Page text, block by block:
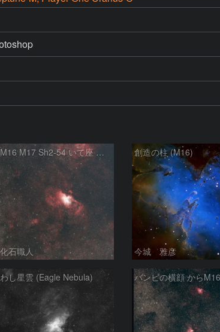
M16 M17 Sh2-54 いて座 へび座
化石職人
創造の柱 (M16)
今城 雅彦
わし星雲 (Eagle Nebula)